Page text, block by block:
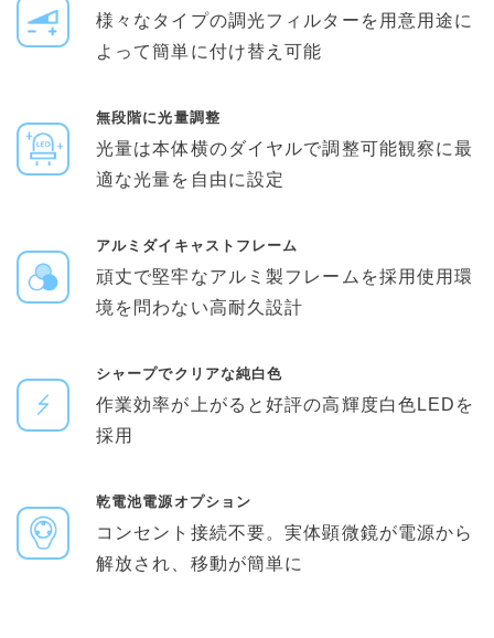
様々なタイプの調光フィルターを用意用途に
よって簡単に付け替え可能
無段階に光量調整
光量は本体横のダイヤルで調整可能観察に最
適な光量を自由に設定
アルミダイキャストフレーム
頑丈で堅牢なアルミ製フレームを採用使用環
境を問わない高耐久設計
シャープでクリアな純白色
作業効率が上がると好評の高輝度白色LEDを
採用
乾電池電源オプション
コンセント接続不要。実体顕微鏡が電源から
解放され、移動が簡単に